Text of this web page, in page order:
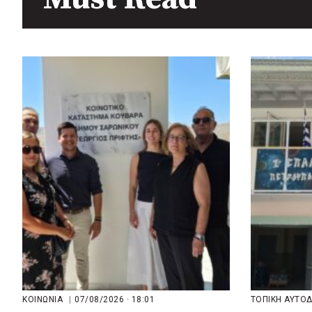
πριν από 3 μέρες
και αναβάθμιση του ΚΕΦΙΑΠ
Δήμος Αθηναίων: 651 δημότες
συμμετείχαν στις δράσεις
διατροφικής υποστήριξης
ΚΟΙΝΩΝΙΑ 07/08/2026 · 18:01 ΤΟΠΙΚΗ